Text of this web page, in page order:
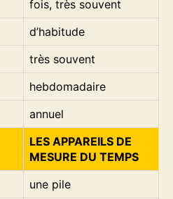
fois, très souvent
d’habitude
très souvent
hebdomadaire
annuel
LES APPAREILS DE
MESURE DU TEMPS
une pile